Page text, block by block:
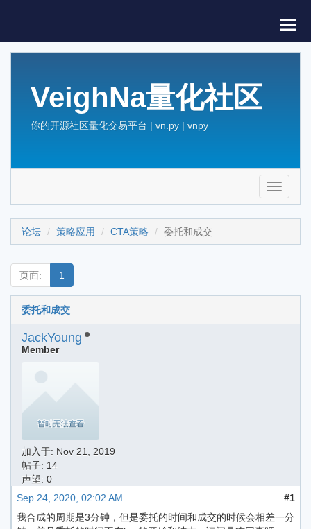
VeighNa量化社区
你的开源社区量化交易平台 | vn.py | vnpy
Toggle
论坛 策略应用 CTA策略 委托和成交
页面: 1
委托和成交
JackYoung
Member
加入于: Nov 21, 2019
帖子: 14
声望: 0
Sep 24, 2020, 02:02 AM
#1
我合成的周期是3分钟，但是委托的时间和成交的时候会相差一分